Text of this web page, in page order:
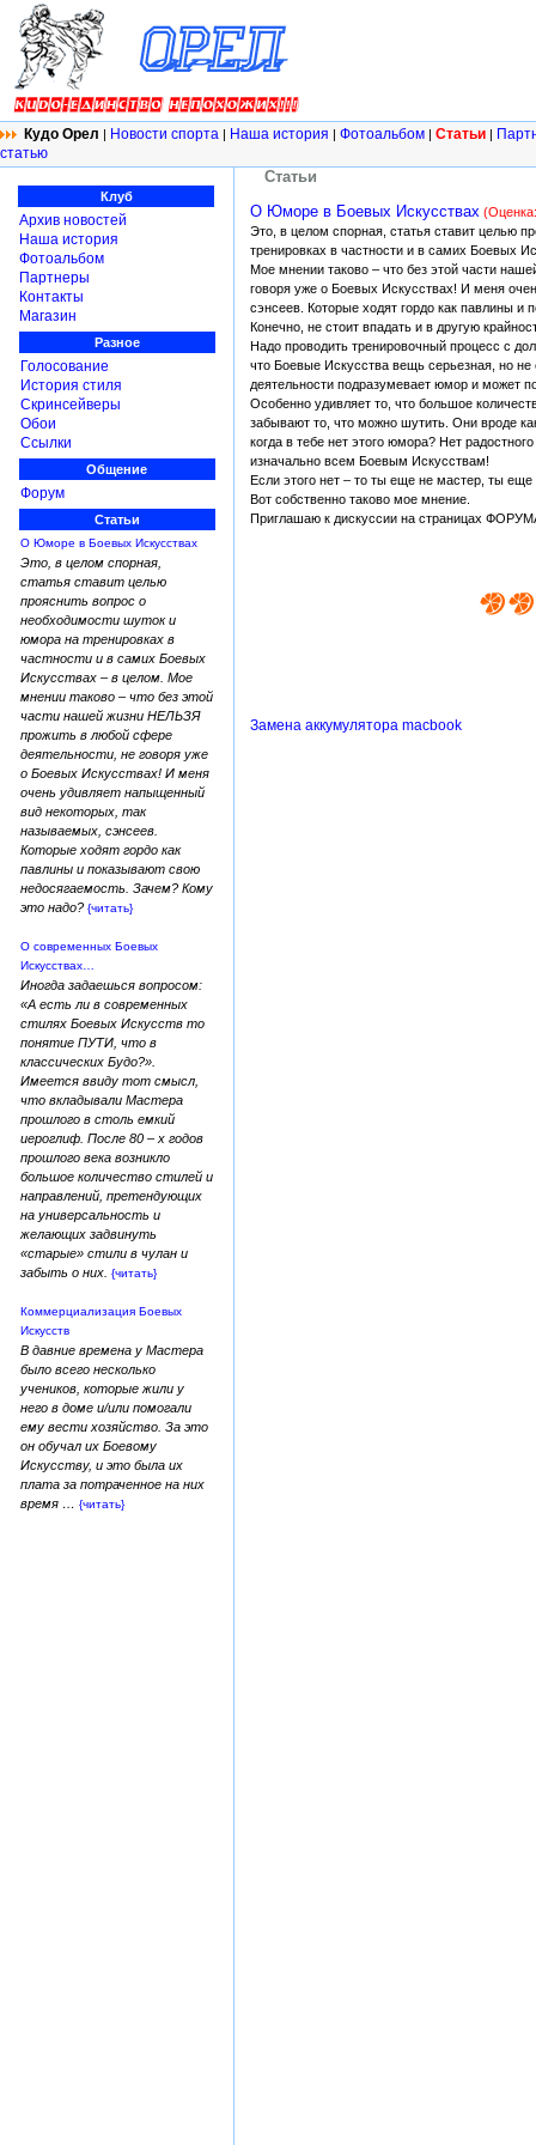
Кудо Орел | Новости спорта | Наша история | Фотоальбом | Статьи |
статью
Клуб
Архив новостей
Наша история
Фотоальбом
Партнеры
Контакты
Магазин
Разное
Голосование
История стиля
Скринсейверы
Обои
Ссылки
Общение
Форум
Статьи
О Юморе в Боевых Искусствах
Это, в целом спорная,
статья ставит целью
прояснить вопрос о
необходимости шуток и
юмора на тренировках в
частности и в самих Боевых
Искусствах – в целом. Мое
мнении таково – что без этой
части нашей жизни НЕЛЬЗЯ
прожить в любой сфере
деятельности, не говоря уже
о Боевых Искусствах! И меня
очень удивляет напыщенный
вид некоторых, так
называемых, сэнсеев.
Которые ходят гордо как
павлины и показывают свою
недосягаемость. Зачем? Кому
это надо? {читать}
О современных Боевых
Искусствах…
Иногда задаешься вопросом:
«А есть ли в современных
стилях Боевых Искусств то
понятие ПУТИ, что в
классических Будо?».
Имеется ввиду тот смысл,
что вкладывали Мастера
прошлого в столь емкий
иероглиф. После 80 – х годов
прошлого века возникло
большое количество стилей и
направлений, претендующих
на универсальность и
желающих задвинуть
«старые» стили в чулан и
забыть о них. {читать}
Коммерциализация Боевых
Искусств
В давние времена у Мастера
было всего несколько
учеников, которые жили у
него в доме и/или помогали
ему вести хозяйство. За это
он обучал их Боевому
Искусству, и это была их
плата за потраченное на них
время … {читать}
Статьи
О Юморе в Боевых Искусствах
Это, в целом спорная, статья ставит целью
тренировках в частности и в самих Боевых
Мое мнении таково – что без этой части
говоря уже о Боевых Искусствах! И меня
сэнсеев. Которые ходят гордо как павлины
Конечно, не стоит впадать и в другую
Надо проводить тренировочный процесс с
что Боевые Искусства вещь серьезная, но не
деятельности подразумевает юмор и может
Особенно удивляет то, что большое
забывают то, что можно шутить. Они вроде
когда в тебе нет этого юмора? Нет
изначально всем Боевым Искусствам!
Если этого нет – то ты еще не мастер, ты еще
Вот собственно таково мое мнение.
Приглашаю к дискуссии на страницах
Замена аккумулятора macbook